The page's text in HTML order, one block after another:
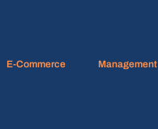
E-Commerce Management